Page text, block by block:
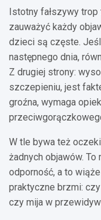
Istotny fałszywy
zauważyć każdy
dzieci są częste.
następnego dnia,
Z drugiej strony:
szczepieniu, jest
groźna, wymaga
W tle bywa też
żadnych objawów.
odporność, a to
praktyczne brzmi:
czy mija w